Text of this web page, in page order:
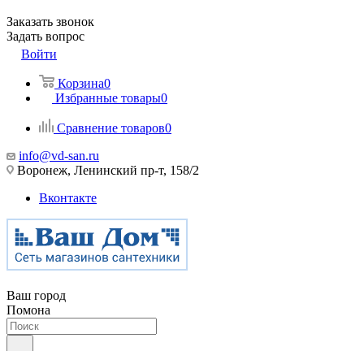
Заказать звонок
Задать вопрос
Войти
Корзина0
Избранные товары0
Сравнение товаров0
info@vd-san.ru
Воронеж, Ленинский пр-т, 158/2
Вконтакте
Ваш город
Помона